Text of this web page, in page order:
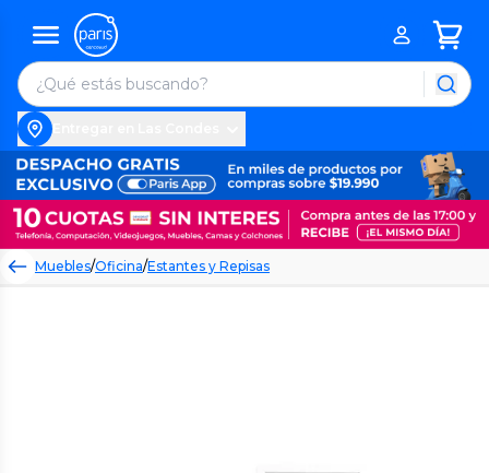
Muebles/Oficina/Estantes y Repisas